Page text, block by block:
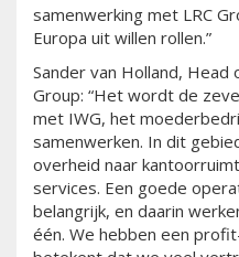
samenwerking met LRC
Europa uit willen rollen.”
Sander van Holland, Head
Group: “Het wordt de
met IWG, het
samenwerken. In dit
overheid naar
services. Een goede
belangrijk, en daarin
één. We hebben een